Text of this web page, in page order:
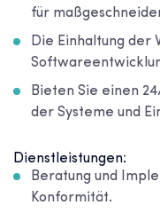
für
Die Einhaltung der
Bieten Sie einen
der Systeme und
Dienstleistungen:
Beratung und
Konformität.